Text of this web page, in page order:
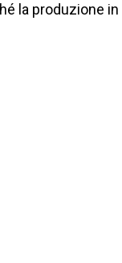
la produzione in